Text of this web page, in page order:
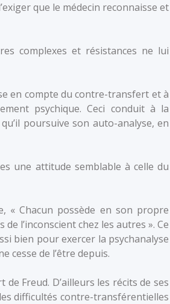
que le médecin reconnaisse et
complexes et résistances ne lui
en compte du contre-transfert et à
psychique. Ceci conduit à la
poursuive son auto-analyse, en
une attitude semblable à celle du
« Chacun possède en son propre
l’inconscient chez les autres ». Ce
bien pour exercer la psychanalyse
cesse de l’être depuis.
Freud. D’ailleurs les récits de ses
difficultés contre-transférentielles